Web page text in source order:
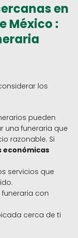
en
México :
los
pueden
una funeraria que
razonable. Si
económicas
servicios que
con
cerca de ti